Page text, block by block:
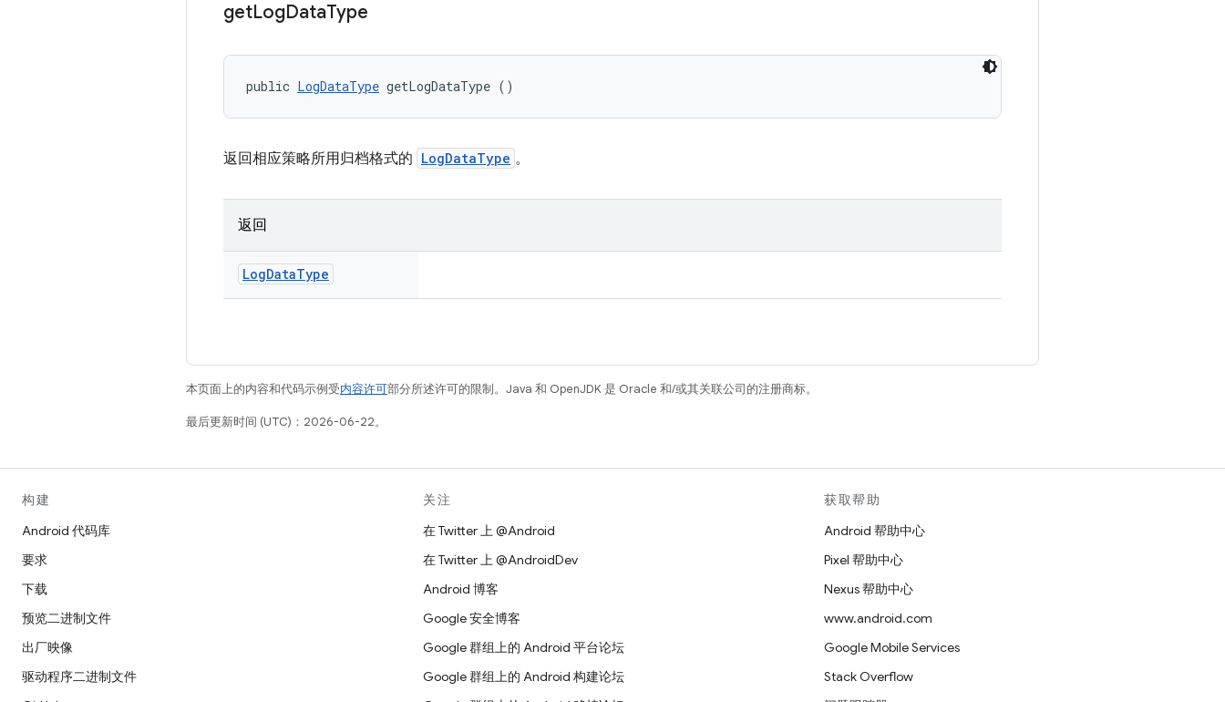
getLogDataType
public LogDataType getLogDataType ()
返回相应策略所用归档格式的 LogDataType 。
返回
LogDataType
本页面上的内容和代码示例受内容许可部分所述许可的限制。Java 和 OpenJDK 是 Oracle 和/或其关联公司的注册商标。
最后更新时间 (UTC)：2026-06-22。
构建
Android 代码库
要求
下载
预览二进制文件
出厂映像
驱动程序二进制文件
关注
在 Twitter 上 @Android
在 Twitter 上 @AndroidDev
Android 博客
Google 安全博客
Google 群组上的 Android 平台论坛
Google 群组上的 Android 构建论坛
获取帮助
Android 帮助中心
Pixel 帮助中心
Nexus 帮助中心
www.android.com
Google Mobile Services
Stack Overflow